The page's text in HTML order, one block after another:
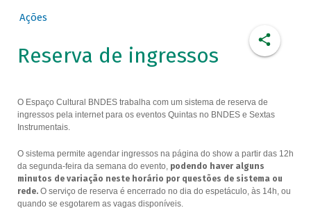
Ações
Reserva de ingressos
O Espaço Cultural BNDES trabalha com um sistema de reserva de
ingressos pela internet para os eventos Quintas no BNDES e Sextas
Instrumentais.
O sistema permite agendar ingressos na página do show a partir das 12h
da segunda-feira da semana do evento, podendo haver alguns
minutos de variação neste horário por questões de sistema ou
rede.O serviço de reserva é encerrado no dia do espetáculo, às 14h, ou
quando se esgotarem as vagas disponíveis.